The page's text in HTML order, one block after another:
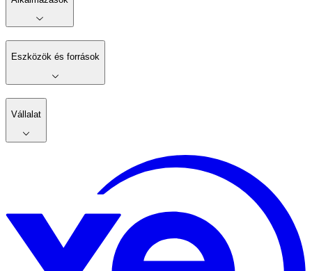
Eszközök és források
Vállalat